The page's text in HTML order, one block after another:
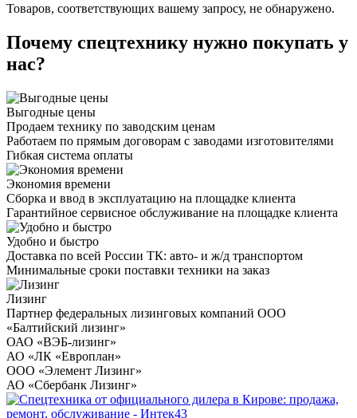
Товаров, соответствующих вашему запросу, не обнаружено.
Почему спецтехнику нужно покупать у
нас?
Выгодные цены
Продаем технику по заводским ценам
Работаем по прямым договорам с заводами изготовителями
Гибкая система оплаты
Экономия времени
Сборка и ввод в эксплуатацию на площадке клиента
Гарантийное сервисное обслуживание на площадке клиента
Удобно и быстро
Доставка по всей России ТК: авто- и ж/д транспортом
Минимальные сроки поставки техники на заказ
Лизинг
Партнер федеральных лизинговых компаний ООО
«Балтийский лизинг»
ОАО «ВЭБ-лизинг»
АО «ЛК «Европлан»
ООО «Элемент Лизинг»
АО «Сбербанк Лизинг»